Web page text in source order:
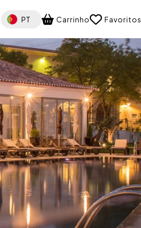
Select your language
PT Carrinho Favoritos